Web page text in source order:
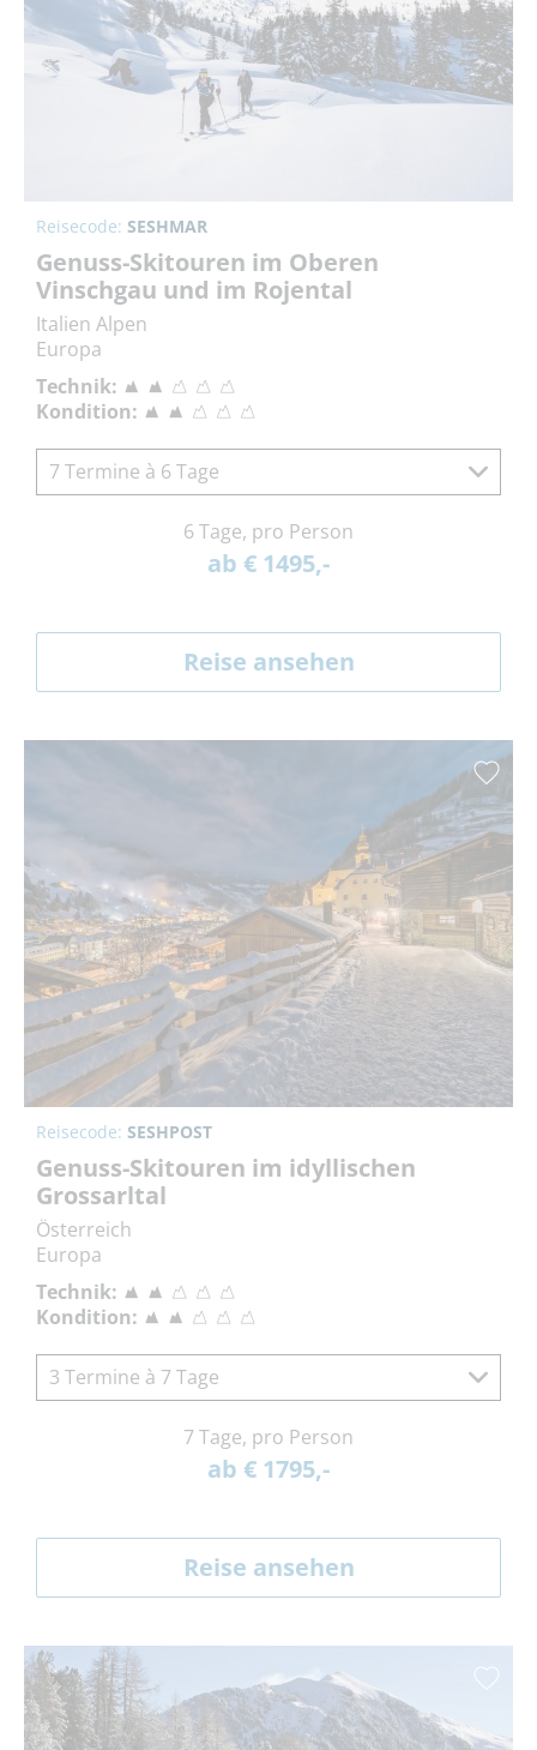
Reisecode: SESHMAR
Genuss-Skitouren im Oberen
Vinschgau und im Rojental
Italien Alpen
Europa
Technik:
Kondition:
7 Termine à 6 Tage
6 Tage, pro Person
ab € 1495,-
Reise ansehen
Reisecode: SESHPOST
Genuss-Skitouren im idyllischen
Grossarltal
Österreich
Europa
Technik:
Kondition:
3 Termine à 7 Tage
7 Tage, pro Person
ab € 1795,-
Reise ansehen